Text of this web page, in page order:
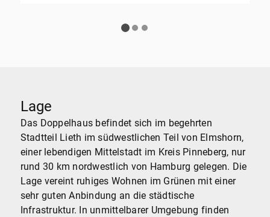
Lage
Das Doppelhaus befindet sich im begehrten
Stadtteil Lieth im südwestlichen Teil von Elmshorn,
einer lebendigen Mittelstadt im Kreis Pinneberg, nur
rund 30 km nordwestlich von Hamburg gelegen. Die
Lage vereint ruhiges Wohnen im Grünen mit einer
sehr guten Anbindung an die städtische
Infrastruktur. In unmittelbarer Umgebung finden